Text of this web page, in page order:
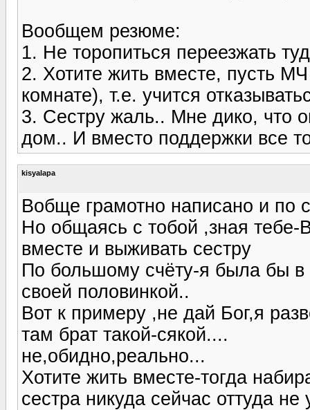
Вообщем резюме:
1. Не торопиться переезжать
2. Хотите жить вместе, пусть
комнате), т.е. учится
3. Сестру жаль.. Мне дико, что
дом.. И вместо поддержки все
kisyalapa
Вобще грамотно написано и по
Но общаясь с тобой ,зная тебе-
вместе и выживать сестру
По большому счёту-я была бы
своей половинкой..
Вот к примеру ,не дай Бог,я
там брат такой-сякой....
не,обидно,реально...
Хотите жить вместе-тогда
сестра никуда сейчас оттуда не